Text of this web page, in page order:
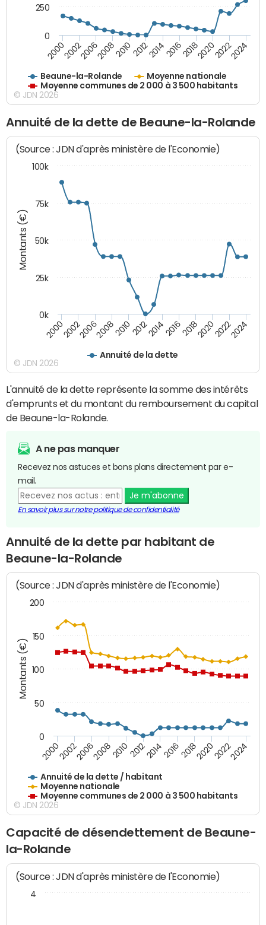
Beaune-la-Rolande
Moyenne nationale
Moyenne communes de 2 000 à 3 500 habitants
200020022006200820102012201420162018202020222024
0
250
© JDN 2026
Annuité de la dette de Beaune-la-Rolande
Montants (€)
(Source : JDN d'après ministère de l'Economie)
Annuité de la dette
200020022006200820102012201420162018202020222024
0k
25k
50k
75k
100k
© JDN 2026
L'annuité de la dette représente la somme des intérêts
d'emprunts et du montant du remboursement du capital
de Beaune-la-Rolande.
A ne pas manquer
Recevez nos astuces et bons plans directement par e-
mail.
Je m'abonne
En savoir plus sur notre politique de confidentialité
Annuité de la dette par habitant de
Beaune-la-Rolande
Montants (€)
(Source : JDN d'après ministère de l'Economie)
Annuité de la dette / habitant
Moyenne nationale
Moyenne communes de 2 000 à 3 500 habitants
200020022006200820102012201420162018202020222024
0
50
100
150
200
© JDN 2026
Capacité de désendettement de Beaune-
la-Rolande
(Source : JDN d'après ministère de l'Economie)
4